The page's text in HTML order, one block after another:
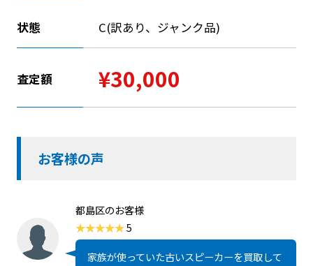
状態 C(訳あり、ジャンク品)
査定額 ¥30,000
お客様の声
都島区のお客様
5
家族が使っていた古いスピーカーを買取して